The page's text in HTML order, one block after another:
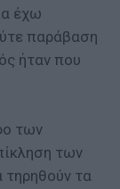
έχω
παράβαση
ήταν που
των
των
τηρηθούν τα